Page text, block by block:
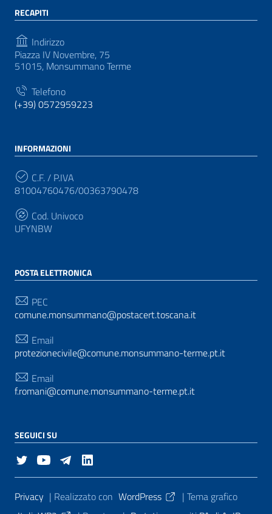
RECAPITI
Indirizzo
Piazza IV Novembre, 75
51015, Monsummano Terme
Telefono
(+39) 0572959223
INFORMAZIONI
C.F. / P.IVA
81004760476/00363790478
Cod. Univoco
UFYNBW
POSTA ELETTRONICA
PEC
comune.monsummano@postacert.toscana.it
Email
protezionecivile@comune.monsummano-terme.pt.it
Email
f.romani@comune.monsummano-terme.pt.it
SEGUICI SU
Sezione Link Utili
Privacy | Realizzato con WordPress | Tema grafico